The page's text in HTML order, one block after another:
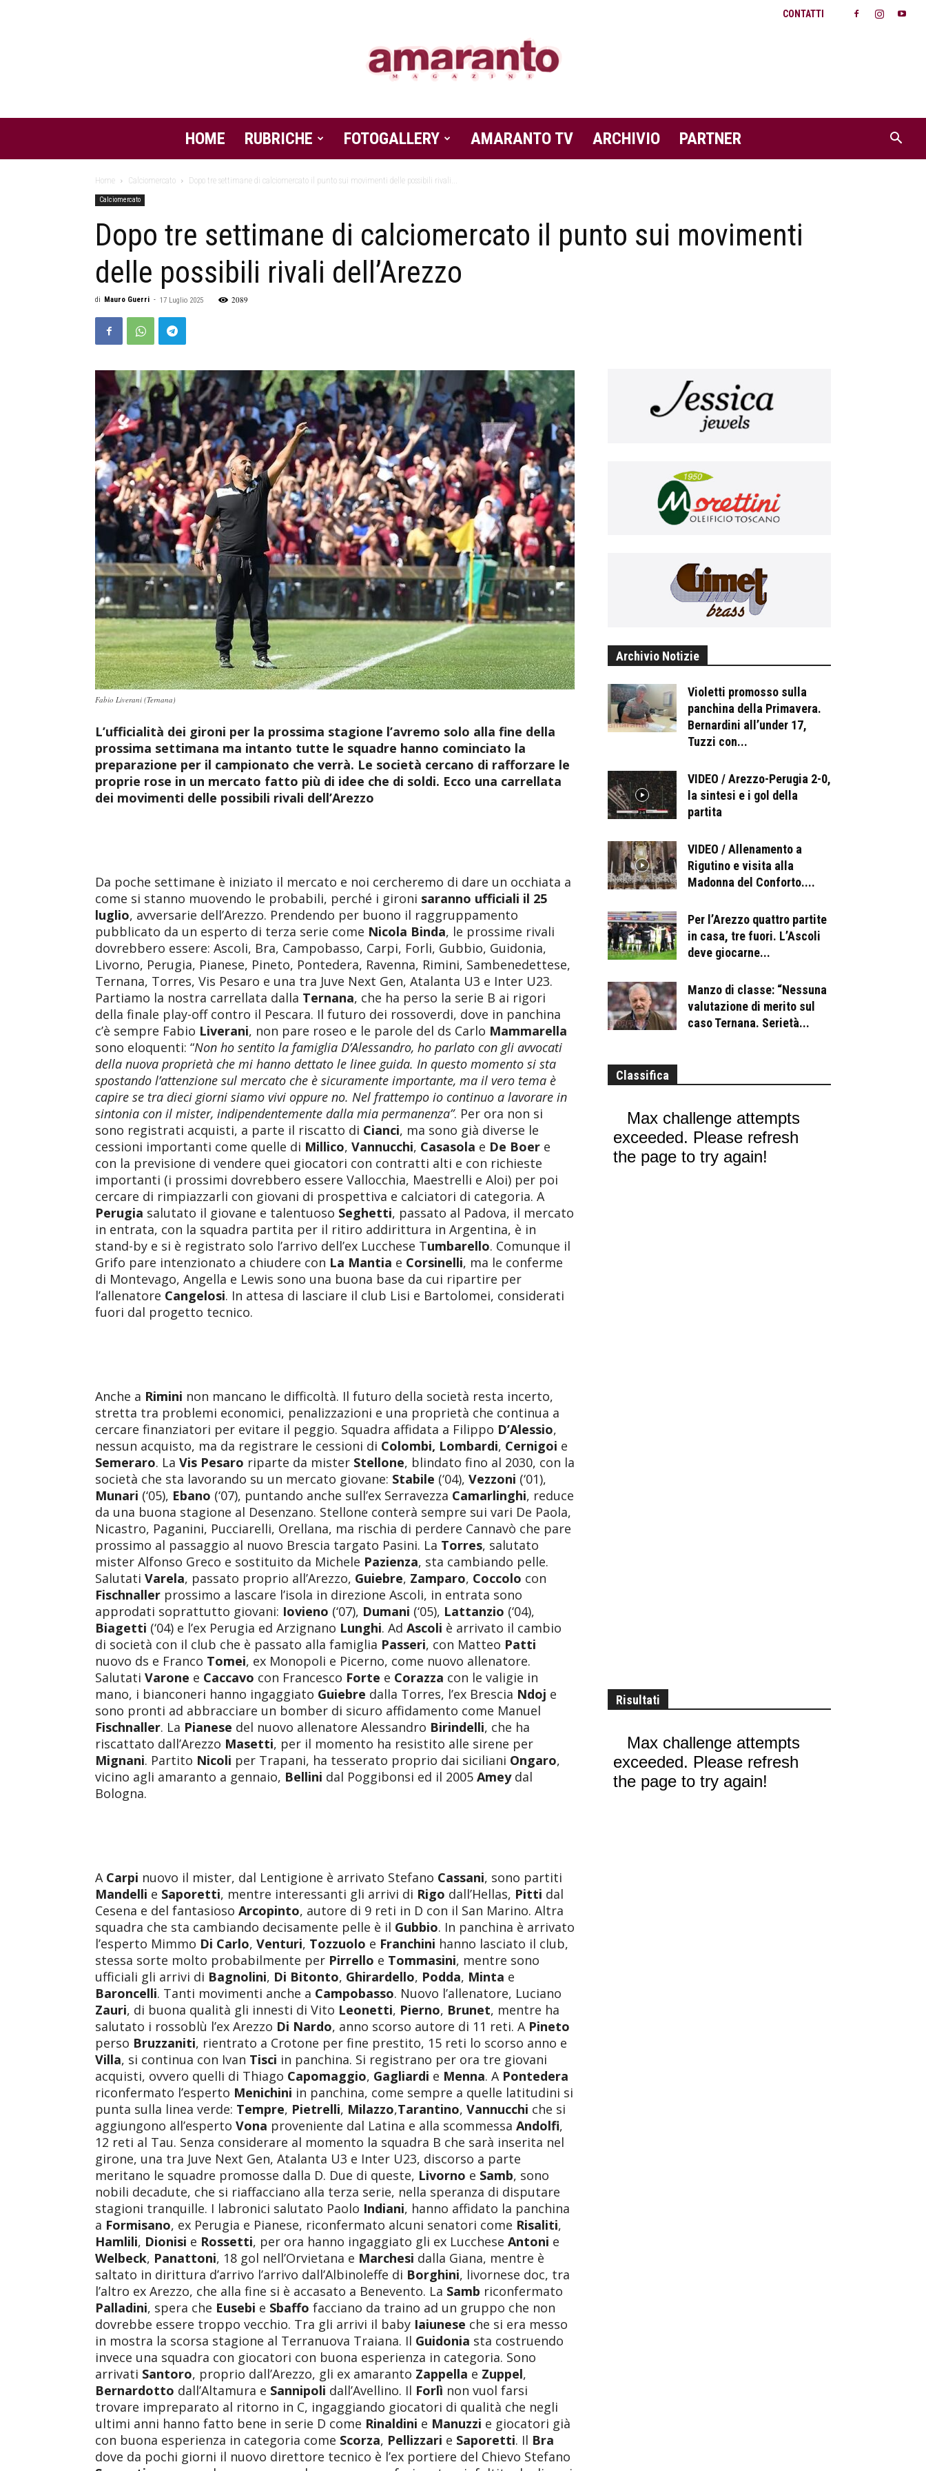
CONTATTI
Amaranto
Magazine
HOME RUBRICHE FOTOGALLERY AMARANTO TV ARCHIVIO PARTNER
Home Calciomercato Dopo tre settimane di calciomercato il punto sui movimenti delle possibili rivali...
Calciomercato
Dopo tre settimane di calciomercato il punto sui movimenti
delle possibili rivali dell’Arezzo
di Mauro Guerri - 17 Luglio 2025 2089
Fabio Liverani (Ternana)
L’ufficialità dei gironi per la prossima stagione l’avremo solo alla fine della
prossima settimana ma intanto tutte le squadre hanno cominciato la
preparazione per il campionato che verrà. Le società cercano di rafforzare le
proprie rose in un mercato fatto più di idee che di soldi. Ecco una carrellata
dei movimenti delle possibili rivali dell’Arezzo
Da poche settimane è iniziato il mercato e noi cercheremo di dare un occhiata a
come si stanno muovendo le probabili, perché i gironi saranno ufficiali il 25
luglio, avversarie dell’Arezzo. Prendendo per buono il raggruppamento
pubblicato da un esperto di terza serie come Nicola Binda, le prossime rivali
dovrebbero essere: Ascoli, Bra, Campobasso, Carpi, Forli, Gubbio, Guidonia,
Livorno, Perugia, Pianese, Pineto, Pontedera, Ravenna, Rimini, Sambenedettese,
Ternana, Torres, Vis Pesaro e una tra Juve Next Gen, Atalanta U3 e Inter U23.
Partiamo la nostra carrellata dalla Ternana, che ha perso la serie B ai rigori
della finale play-off contro il Pescara. Il futuro dei rossoverdi, dove in panchina
c’è sempre Fabio Liverani, non pare roseo e le parole del ds Carlo Mammarella
sono eloquenti: “Non ho sentito la famiglia D’Alessandro, ho parlato con gli avvocati
della nuova proprietà che mi hanno dettato le linee guida. In questo momento si sta
spostando l’attenzione sul mercato che è sicuramente importante, ma il vero tema è
capire se tra dieci giorni siamo vivi oppure no. Nel frattempo io continuo a lavorare in
sintonia con il mister, indipendentemente dalla mia permanenza”. Per ora non si
sono registrati acquisti, a parte il riscatto di Cianci, ma sono già diverse le
cessioni importanti come quelle di Millico, Vannucchi, Casasola e De Boer e
con la previsione di vendere quei giocatori con contratti alti e con richieste
importanti (i prossimi dovrebbero essere Vallocchia, Maestrelli e Aloi) per poi
cercare di rimpiazzarli con giovani di prospettiva e calciatori di categoria. A
Perugia salutato il giovane e talentuoso Seghetti, passato al Padova, il mercato
in entrata, con la squadra partita per il ritiro addirittura in Argentina, è in
stand-by e si è registrato solo l’arrivo dell’ex Lucchese Tumbarello. Comunque il
Grifo pare intenzionato a chiudere con La Mantia e Corsinelli, ma le conferme
di Montevago, Angella e Lewis sono una buona base da cui ripartire per
l’allenatore Cangelosi. In attesa di lasciare il club Lisi e Bartolomei, considerati
fuori dal progetto tecnico.
Anche a Rimini non mancano le difficoltà. Il futuro della società resta incerto,
stretta tra problemi economici, penalizzazioni e una proprietà che continua a
cercare finanziatori per evitare il peggio. Squadra affidata a Filippo D’Alessio,
nessun acquisto, ma da registrare le cessioni di Colombi, Lombardi, Cernigoi e
Semeraro. La Vis Pesaro riparte da mister Stellone, blindato fino al 2030, con la
società che sta lavorando su un mercato giovane: Stabile (‘04), Vezzoni (‘01),
Munari (‘05), Ebano (‘07), puntando anche sull’ex Serravezza Camarlinghi, reduce
da una buona stagione al Desenzano. Stellone conterà sempre sui vari De Paola,
Nicastro, Paganini, Pucciarelli, Orellana, ma rischia di perdere Cannavò che pare
prossimo al passaggio al nuovo Brescia targato Pasini. La Torres, salutato
mister Alfonso Greco e sostituito da Michele Pazienza, sta cambiando pelle.
Salutati Varela, passato proprio all’Arezzo, Guiebre, Zamparo, Coccolo con
Fischnaller prossimo a lascare l’isola in direzione Ascoli, in entrata sono
approdati soprattutto giovani: Iovieno (‘07), Dumani (‘05), Lattanzio (‘04),
Biagetti (‘04) e l’ex Perugia ed Arzignano Lunghi. Ad Ascoli è arrivato il cambio
di società con il club che è passato alla famiglia Passeri, con Matteo Patti
nuovo ds e Franco Tomei, ex Monopoli e Picerno, come nuovo allenatore.
Salutati Varone e Caccavo con Francesco Forte e Corazza con le valigie in
mano, i bianconeri hanno ingaggiato Guiebre dalla Torres, l’ex Brescia Ndoj e
sono pronti ad abbracciare un bomber di sicuro affidamento come Manuel
Fischnaller. La Pianese del nuovo allenatore Alessandro Birindelli, che ha
riscattato dall’Arezzo Masetti, per il momento ha resistito alle sirene per
Mignani. Partito Nicoli per Trapani, ha tesserato proprio dai siciliani Ongaro,
vicino agli amaranto a gennaio, Bellini dal Poggibonsi ed il 2005 Ameydal
Bologna.
A Carpi nuovo il mister, dal Lentigione è arrivato Stefano Cassani, sono partiti
Mandelli e Saporetti, mentre interessanti gli arrivi di Rigo dall’Hellas, Pitti dal
Cesena e del fantasioso Arcopinto, autore di 9 reti in D con il San Marino. Altra
squadra che sta cambiando decisamente pelle è il Gubbio. In panchina è arrivato
l’esperto Mimmo Di Carlo, Venturi, Tozzuolo e Franchini hanno lasciato il club,
stessa sorte molto probabilmente per Pirrello e Tommasini, mentre sono
ufficiali gli arrivi di Bagnolini, Di Bitonto, Ghirardello, Podda, Minta e
Baroncelli. Tanti movimenti anche a Campobasso. Nuovo l’allenatore, Luciano
Zauri, di buona qualità gli innesti di Vito Leonetti, Pierno, Brunet, mentre ha
salutato i rossoblù l’ex Arezzo Di Nardo, anno scorso autore di 11 reti. A Pineto
perso Bruzzaniti, rientrato a Crotone per fine prestito, 15 reti lo scorso anno e
Villa, si continua con Ivan Tisci in panchina. Si registrano per ora tre giovani
acquisti, ovvero quelli di Thiago Capomaggio, Gagliardi e Menna. A Pontedera
riconfermato l’esperto Menichini in panchina, come sempre a quelle latitudini si
punta sulla linea verde: Tempre, Pietrelli, Milazzo,Tarantino, Vannucchi che si
aggiungono all’esperto Vona proveniente dal Latina e alla scommessa Andolfi,
12 reti al Tau. Senza considerare al momento la squadra B che sarà inserita nel
girone, una tra Juve Next Gen, Atalanta U3 e Inter U23, discorso a parte
meritano le squadre promosse dalla D. Due di queste, Livorno e Samb, sono
nobili decadute, che si riaffacciano alla terza serie, nella speranza di disputare
stagioni tranquille. I labronici salutato Paolo Indiani, hanno affidato la panchina
a Formisano, ex Perugia e Pianese, riconfermato alcuni senatori come Risaliti,
Hamlili, Dionisi e Rossetti, per ora hanno ingaggiato gli ex Lucchese Antoni e
Welbeck, Panattoni, 18 gol nell’Orvietana e Marchesi dalla Giana, mentre è
saltato in dirittura d’arrivo l’arrivo dall’Albinoleffe di Borghini, livornese doc, tra
l’altro ex Arezzo, che alla fine si è accasato a Benevento. La Samb riconfermato
Palladini, spera che Eusebi e Sbaffo facciano da traino ad un gruppo che non
dovrebbe essere troppo vecchio. Tra gli arrivi il baby Iaiunese che si era messo
in mostra la scorsa stagione al Terranuova Traiana. Il Guidonia sta costruendo
invece una squadra con giocatori con buona esperienza in categoria. Sono
arrivati Santoro, proprio dall’Arezzo, gli ex amaranto Zappella e Zuppel,
Bernardotto dall’Altamura e Sannipoli dall’Avellino. Il Forlì non vuol farsi
trovare impreparato al ritorno in C, ingaggiando giocatori di qualità che negli
ultimi anni hanno fatto bene in serie D come Rinaldini e Manuzzi e giocatori già
con buona esperienza in categoria come Scorza, Pellizzari e Saporetti. Il Bra
dove da pochi giorni il nuovo direttore tecnico è l’ex portiere del Chievo Stefano
Archivio Notizie
Violetti promosso sulla
panchina della Primavera.
Bernardini all’under 17,
Tuzzi con...
VIDEO / Arezzo-Perugia 2-0,
la sintesi e i gol della
partita
VIDEO / Allenamento a
Rigutino e visita alla
Madonna del Conforto....
Per l’Arezzo quattro partite
in casa, tre fuori. L’Ascoli
deve giocarne...
Manzo di classe: “Nessuna
valutazione di merito sul
caso Ternana. Serietà...
Classifica
Risultati